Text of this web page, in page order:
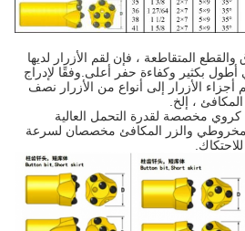
المتقاطعة ، فإن لقم الأزرار لديها
بكثير وكفاءة حفر أعلى.وفقًا لإدراج
الأزرار إلى أنواع من الأزرار نصف
، إلخ.
كروي مخصصة لقدرة التحمل العالية
والزر المكافئ مخصصان لسرعة